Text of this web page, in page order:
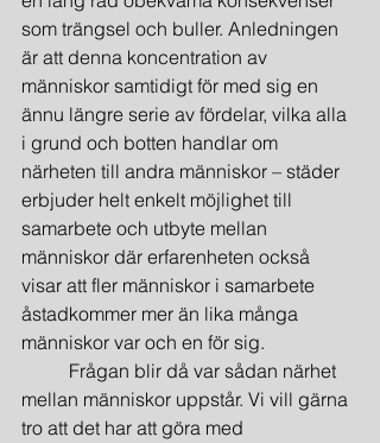
som trängsel och buller. Anledningen
är att denna koncentration av
människor samtidigt för med sig en
ännu längre serie av fördelar, vilka alla
i grund och botten handlar om
närheten till andra människor – städer
erbjuder helt enkelt möjlighet till
samarbete och utbyte mellan
människor där erfarenheten också
visar att fler människor i samarbete
åstadkommer mer än lika många
människor var och en för sig.
mellan människor uppstår. Vi vill gärna
tro att det har att göra med